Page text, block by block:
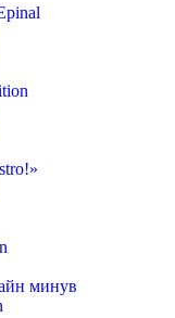
минув